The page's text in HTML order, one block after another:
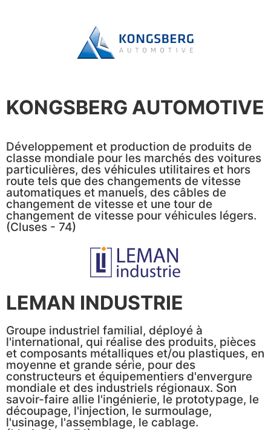
KONGSBERG AUTOMOTIVE
Développement et production de produits de
classe mondiale pour les marchés des voitures
particulières, des véhicules utilitaires et hors
route tels que des changements de vitesse
automatiques et manuels, des câbles de
changement de vitesse et une tour de
changement de vitesse pour véhicules légers.
(Cluses - 74)
LEMAN INDUSTRIE
Groupe industriel familial, déployé à
l'international, qui réalise des produits, pièces
et composants métalliques et/ou plastiques, en
moyenne et grande série, pour des
constructeurs et équipementiers d'envergure
mondiale et des industriels régionaux. Son
savoir-faire allie l'ingénierie, le prototypage, le
découpage, l'injection, le surmoulage,
l'usinage, l'assemblage, le cablage.